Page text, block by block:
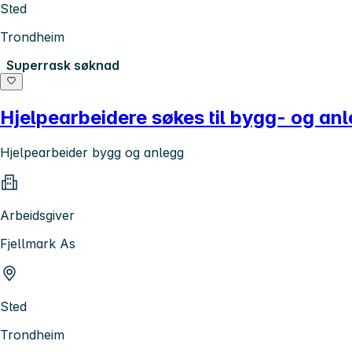
Sted
Trondheim
Superrask søknad
Hjelpearbeidere søkes til bygg- og
Hjelpearbeider bygg og anlegg
Arbeidsgiver
Fjellmark As
Sted
Trondheim